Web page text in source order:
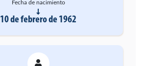
Fecha de nacimiento
10 de febrero de 1962